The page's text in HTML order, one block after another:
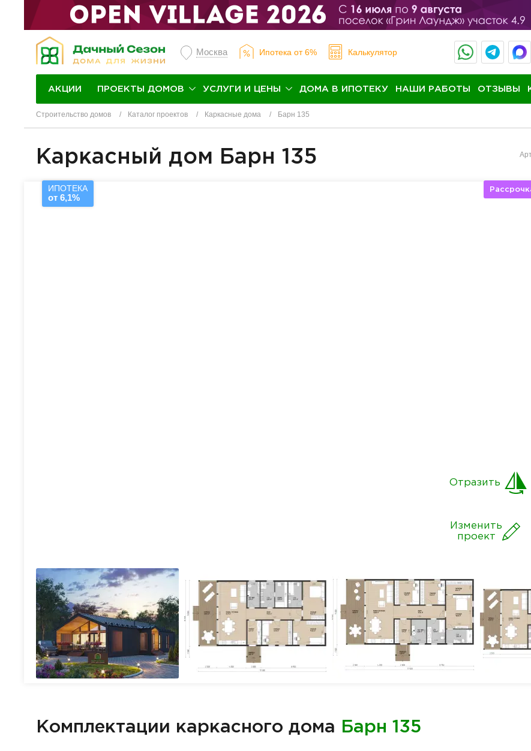
Москва Ипотека от 6% Калькулятор
АКЦИИ ПРОЕКТЫ ДОМОВ УСЛУГИ И ЦЕНЫ ДОМА В ИПОТЕКУ НАШИ РАБОТЫ ОТЗЫВЫ
Строительство домов Каталог проектов Каркасные дома Барн 135
Каркасный дом Барн 135
ИПОТЕКА
от 6,1%
Изменить
проект
Отразить
Комплектации каркасного дома Барн 135